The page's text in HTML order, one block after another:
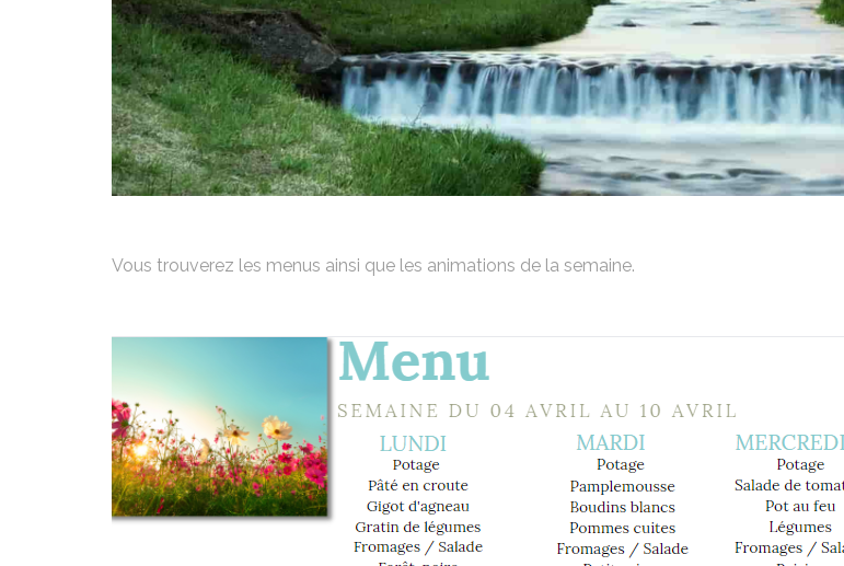
Vous trouverez les menus ainsi que les animations de la semaine.